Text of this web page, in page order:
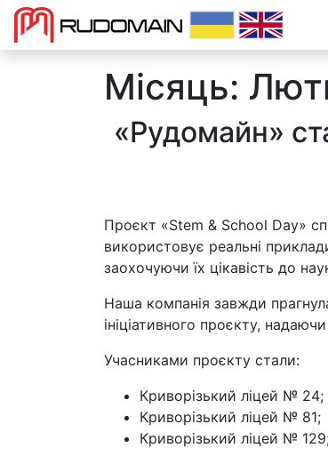
Місяць:
«Рудомайн»
Проєкт «Stem & School Day»
використовує реальні
заохочуючи їх цікавість до
Наша компанія завжди
ініціативного проєкту,
Учасниками проєкту стали:
Криворізький ліцей № 24;
Криворізький ліцей № 81;
Криворізький ліцей №